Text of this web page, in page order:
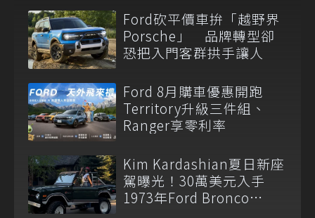
Ford砍平價車拚「越野界
Porsche」 品牌轉型卻
恐把入門客群拱手讓人
Ford 8月購車優惠開跑
Territory升級三件組、
Ranger享零利率
Kim Kardashian夏日新座
駕曝光！30萬美元入手
1973年Ford Bronco